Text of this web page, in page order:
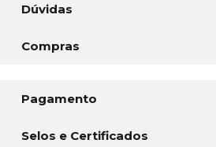
Dúvidas
Compras
Pagamento
Selos e Certificados